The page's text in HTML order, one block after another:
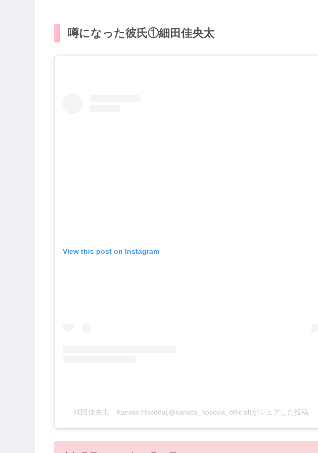
噂になった彼氏①細田佳央太
View this post on Instagram
細田佳央太 Kanata Hosoda(@kanata_hosoda_official)がシェアした投稿